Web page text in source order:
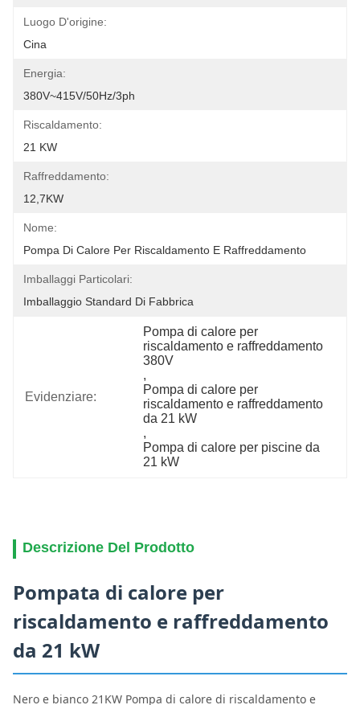
Luogo D'origine:
Cina
Energia:
380V~415V/50Hz/3ph
Riscaldamento:
21 KW
Raffreddamento:
12,7KW
Nome:
Pompa Di Calore Per Riscaldamento E Raffreddamento
Imballaggi Particolari:
Imballaggio Standard Di Fabbrica
Evidenziare:
Pompa di calore per
riscaldamento e raffreddamento
380V
,
Pompa di calore per
riscaldamento e raffreddamento
da 21 kW
,
Pompa di calore per piscine da
21 kW
Descrizione Del Prodotto
Pompata di calore per
riscaldamento e raffreddamento
da 21 kW
Nero e bianco 21KW Pompa di calore di riscaldamento e